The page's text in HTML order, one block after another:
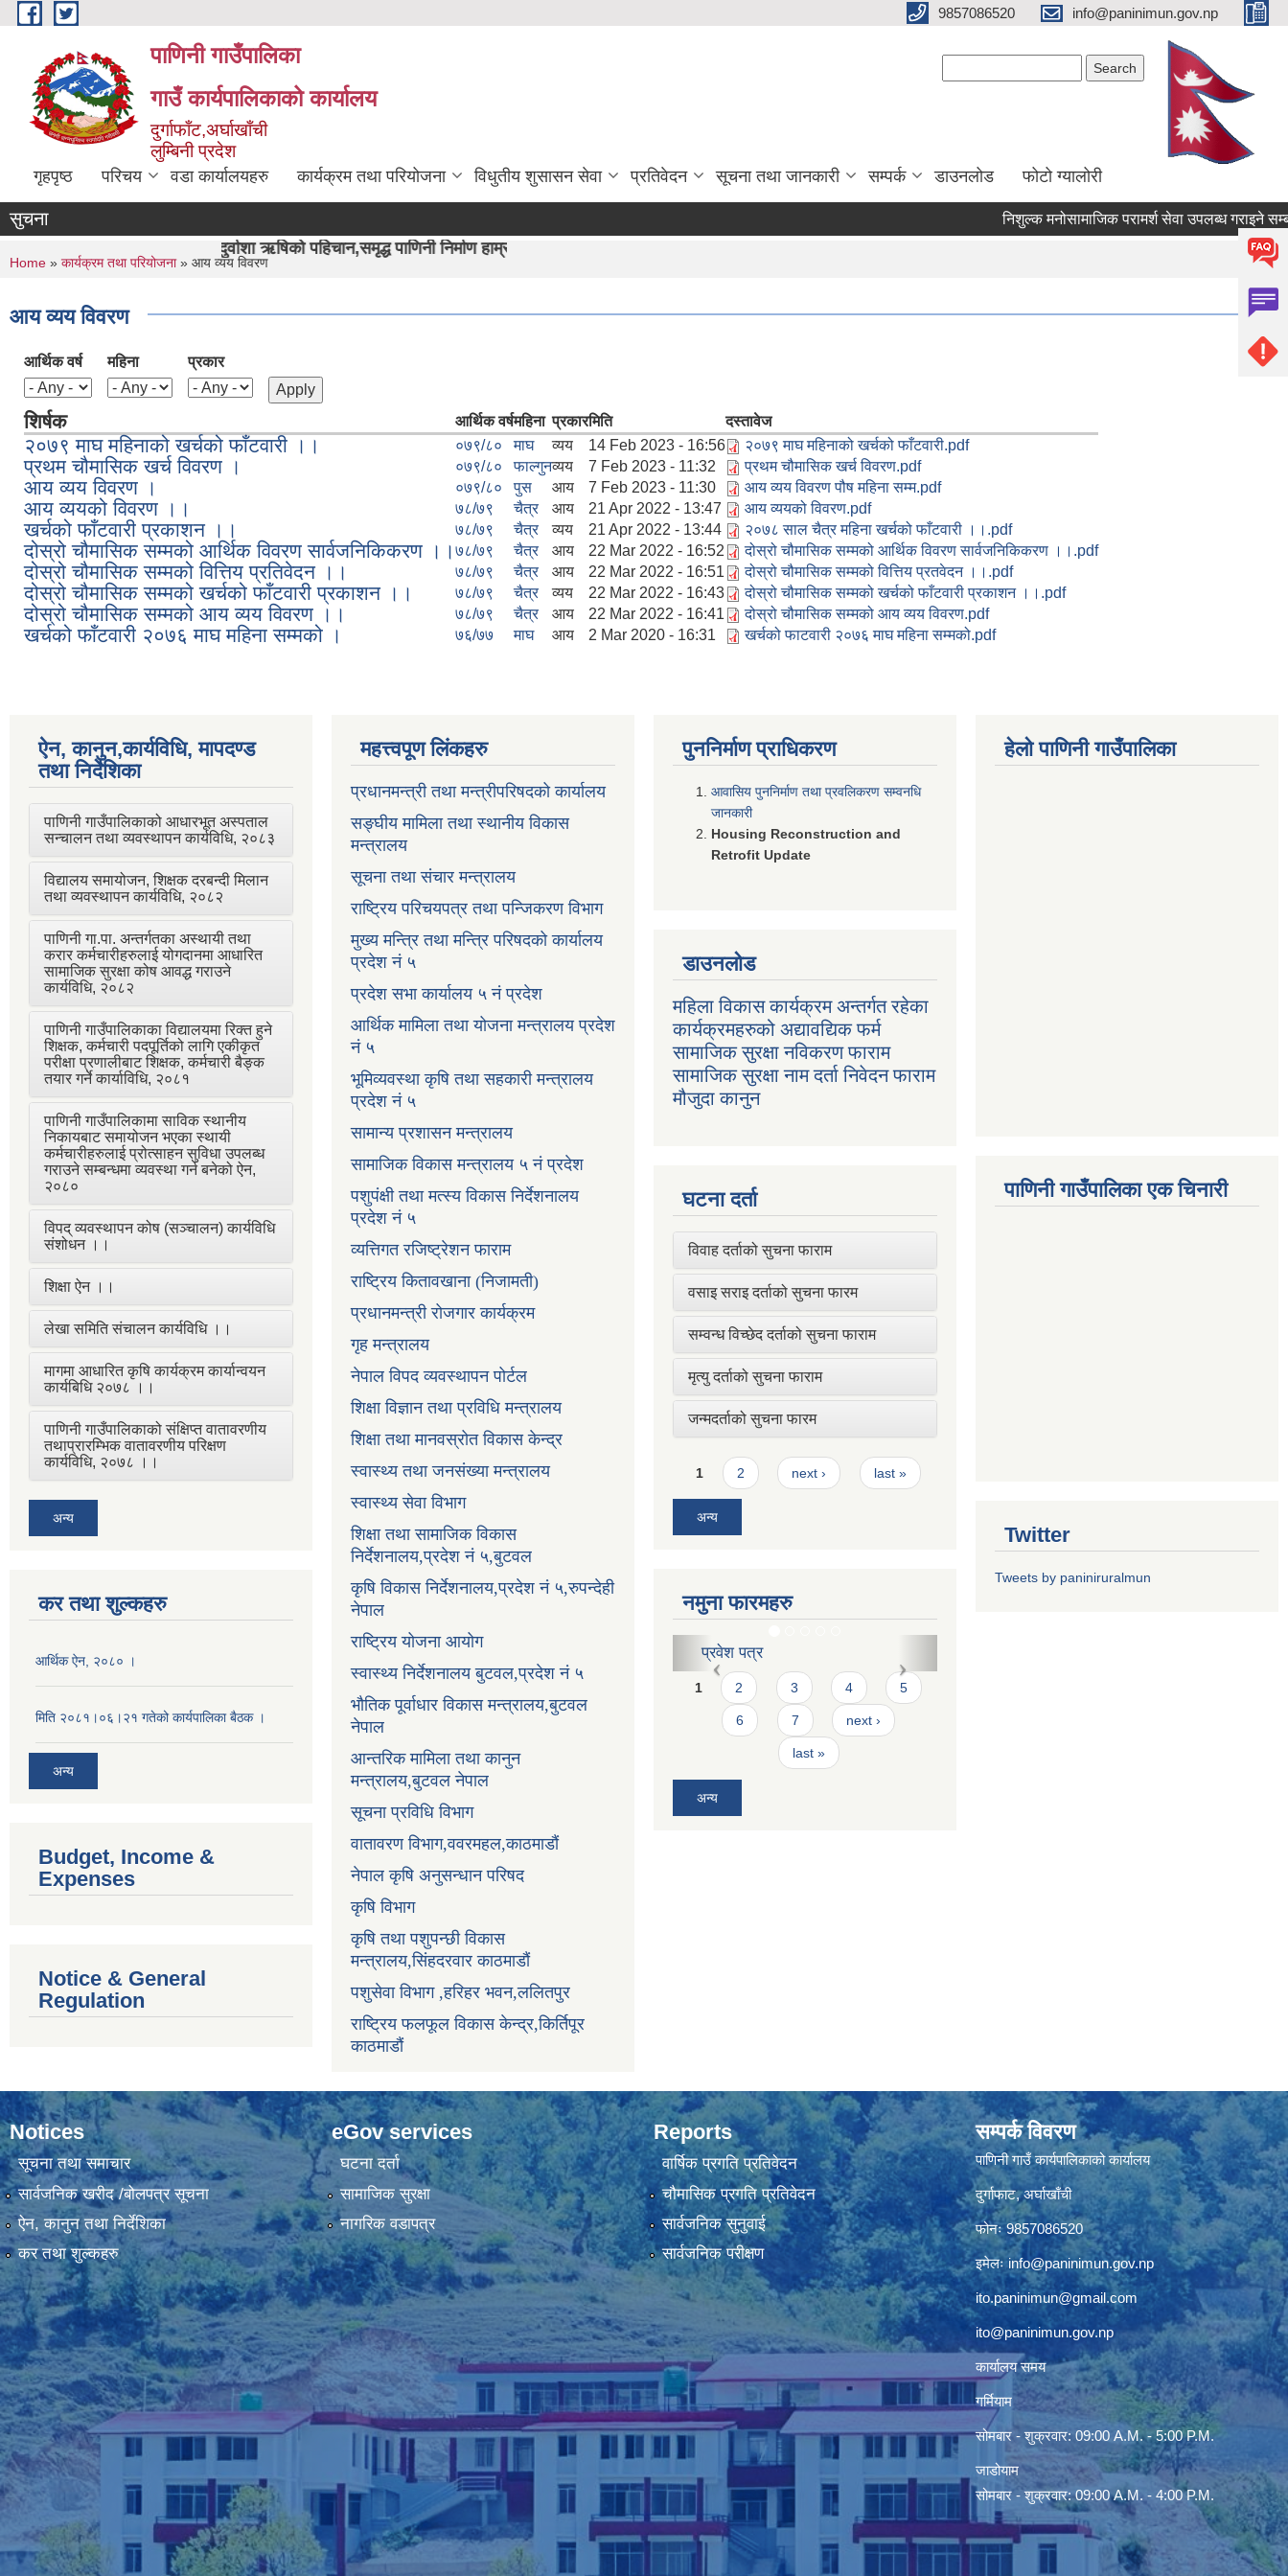
Skip to main content 9857086520 info@paninimun.gov.np
पाणिनी गाउँपालिका
गाउँ कार्यपालिकाको कार्यालय
दुर्गाफाँट,अर्घाखाँची
लुम्बिनी प्रदेश
गृहपृष्ठ परिचय वडा कार्यालयहरु कार्यक्रम तथा परियोजना विधुतीय शुसासन सेवा प्रतिवेदन सूचना तथा जानकारी सम्पर्क डाउनलोड फोटो ग्यालोरी
"पाणिनी र दुर्वाशा ऋषिको पहिचान,समृद्ध पाणिनी निर्माण हाम्रो अभीयान"।
सुचना निशुल्क मनोसामाजिक परामर्श सेवा उपलब्ध गराइने सम्बन्धि
You are here
Home » कार्यक्रम तथा परियोजना» आय व्यय विवरण
आय व्यय विवरण
आर्थिक वर्ष महिना प्रकार
शिर्षक आर्थिक वर्षमहिना प्रकारमिति दस्तावेज
२०७९ माघ महिनाको खर्चको फाँटवारी ।। ०७९/८० माघ व्यय 14 Feb 2023 - 16:56 २०७९ माघ महिनाको खर्चको फाँटवारी.pdf
प्रथम चौमासिक खर्च विवरण । ०७९/८० फाल्गुनव्यय 7 Feb 2023 - 11:32 प्रथम चौमासिक खर्च विवरण.pdf
आय व्यय विवरण । ०७९/८० पुस आय 7 Feb 2023 - 11:30 आय व्यय विवरण पौष महिना सम्म.pdf
आय व्ययको विवरण ।। ७८/७९ चैत्र आय 21 Apr 2022 - 13:47 आय व्ययको विवरण.pdf
खर्चको फाँटवारी प्रकाशन ।। ७८/७९ चैत्र व्यय 21 Apr 2022 - 13:44 २०७८ साल चैत्र महिना खर्चको फाँटवारी ।।.pdf
दोस्रो चौमासिक सम्मको आर्थिक विवरण सार्वजनिकिकरण ।। ७८/७९ चैत्र आय 22 Mar 2022 - 16:52 दोस्रो चौमासिक सम्मको आर्थिक विवरण सार्वजनिकिकरण ।।.pdf
दोस्रो चौमासिक सम्मको वित्तिय प्रतिवेदन ।। ७८/७९ चैत्र आय 22 Mar 2022 - 16:51 दोस्रो चौमासिक सम्मको वित्तिय प्रतवेदन ।।.pdf
दोस्रो चौमासिक सम्मको खर्चको फाँटवारी प्रकाशन ।। ७८/७९ चैत्र व्यय 22 Mar 2022 - 16:43 दोस्रो चौमासिक सम्मको खर्चको फाँटवारी प्रकाशन ।।.pdf
दोस्रो चौमासिक सम्मको आय व्यय विवरण ।। ७८/७९ चैत्र आय 22 Mar 2022 - 16:41 दोस्रो चौमासिक सम्मको आय व्यय विवरण.pdf
खर्चको फाँटवारी २०७६ माघ महिना सम्मको । ७६/७७ माघ आय 2 Mar 2020 - 16:31 खर्चको फाटवारी २०७६ माघ महिना सम्मको.pdf
ऐन, कानुन,कार्यविधि, मापदण्ड
तथा निर्देशिका
पाणिनी गाउँपालिकाको आधारभूत अस्पताल
सन्चालन तथा व्यवस्थापन कार्यविधि, २०८३
विद्यालय समायोजन, शिक्षक दरबन्दी मिलान
तथा व्यवस्थापन कार्यविधि, २०८२
पाणिनी गा.पा. अन्तर्गतका अस्थायी तथा
करार कर्मचारीहरुलाई योगदानमा आधारित
सामाजिक सुरक्षा कोष आवद्ध गराउने
कार्यविधि, २०८२
पाणिनी गाउँपालिकाका विद्यालयमा रिक्त हुने
शिक्षक, कर्मचारी पदपूर्तिको लागि एकीकृत
परीक्षा प्रणालीबाट शिक्षक, कर्मचारी बैङ्क
तयार गर्ने कार्याविधि, २०८१
पाणिनी गाउँपालिकामा साविक स्थानीय
निकायबाट समायोजन भएका स्थायी
कर्मचारीहरुलाई प्रोत्साहन सुविधा उपलब्ध
गराउने सम्बन्धमा व्यवस्था गर्न बनेको ऐन,
२०८०
विपद् व्यवस्थापन कोष (सञ्चालन) कार्यविधि
संशोधन ।।
शिक्षा ऐन ।।
लेखा समिति संचालन कार्यविधि ।।
मागमा आधारित कृषि कार्यक्रम कार्यान्वयन
कार्यबिधि २०७८ ।।
पाणिनी गाउँपालिकाको संक्षिप्त वातावरणीय
तथाप्रारम्भिक वातावरणीय परिक्षण
कार्यविधि, २०७८ ।।
अन्य
कर तथा शुल्कहरु
आर्थिक ऐन, २०८० ।
मिति २०८१।०६।२१ गतेको कार्यपालिका बैठक ।
अन्य
Budget, Income &
Expenses
Notice & General
Regulation
महत्त्वपूण लिंकहरु
प्रधानमन्त्री तथा मन्त्रीपरिषदको कार्यालय
सङ्घीय मामिला तथा स्थानीय विकास
मन्त्रालय
सूचना तथा संचार मन्त्रालय
राष्ट्रिय परिचयपत्र तथा पन्जिकरण विभाग
मुख्य मन्त्रि तथा मन्त्रि परिषदको कार्यालय
प्रदेश नं ५
प्रदेश सभा कार्यालय ५ नं प्रदेश
आर्थिक मामिला तथा योजना मन्त्रालय प्रदेश
नं ५
भूमिव्यवस्था कृषि तथा सहकारी मन्त्रालय
प्रदेश नं ५
सामान्य प्रशासन मन्त्रालय
सामाजिक विकास मन्त्रालय ५ नं प्रदेश
पशुपंक्षी तथा मत्स्य विकास निर्देशनालय
प्रदेश नं ५
व्यत्तिगत रजिष्ट्रेशन फाराम
राष्ट्रिय कितावखाना (निजामती)
प्रधानमन्त्री रोजगार कार्यक्रम
गृह मन्त्रालय
नेपाल विपद व्यवस्थापन पोर्टल
शिक्षा विज्ञान तथा प्रविधि मन्त्रालय
शिक्षा तथा मानवस्रोत विकास केन्द्र
स्वास्थ्य तथा जनसंख्या मन्त्रालय
स्वास्थ्य सेवा विभाग
शिक्षा तथा सामाजिक विकास
निर्देशनालय,प्रदेश नं ५,बुटवल
कृषि विकास निर्देशनालय,प्रदेश नं ५,रुपन्देही
नेपाल
राष्ट्रिय योजना आयोग
स्वास्थ्य निर्देशनालय बुटवल,प्रदेश नं ५
भौतिक पूर्वाधार विकास मन्त्रालय,बुटवल
नेपाल
आन्तरिक मामिला तथा कानुन
मन्त्रालय,बुटवल नेपाल
सूचना प्रविधि विभाग
वातावरण विभाग,ववरमहल,काठमाडौं
नेपाल कृषि अनुसन्धान परिषद
कृषि विभाग
कृषि तथा पशुपन्छी विकास
मन्त्रालय,सिंहदरवार काठमाडौं
पशुसेवा विभाग ,हरिहर भवन,ललितपुर
राष्ट्रिय फलफूल विकास केन्द्र,किर्तिपूर
काठमाडौं
पुननिर्माण प्राधिकरण
आवासिय पुननिर्माण तथा प्रवलिकरण सम्वनधि
जानकारी
Housing Reconstruction and
Retrofit Update
डाउनलोड
महिला विकास कार्यक्रम अन्तर्गत रहेका
कार्यक्रमहरुको अद्यावद्यिक फर्म
सामाजिक सुरक्षा नविकरण फाराम
सामाजिक सुरक्षा नाम दर्ता निवेदन फाराम
मौजुदा कानुन
घटना दर्ता
विवाह दर्ताको सुचना फाराम
वसाइ सराइ दर्ताको सुचना फारम
सम्वन्ध विच्छेद दर्ताको सुचना फाराम
मृत्यु दर्ताको सुचना फाराम
जन्मदर्ताको सुचना फारम
Pages
1 2 next › last »
अन्य
नमुना फारमहरु
प्रवेश पत्र करार सेवाको लागि दरखास्त फारमः
Pages
1 2 3 4 5
6 7 next ›
last »
अन्य
हेलो पाणिनी गाउँपालिका
पाणिनी गाउँपालिका एक चिनारी
Twitter
Tweets by paniniruralmun
Notices
सूचना तथा समाचार
सार्वजनिक खरीद /बोलपत्र सूचना
ऐन, कानुन तथा निर्देशिका
कर तथा शुल्कहरु
eGov services
घटना दर्ता
सामाजिक सुरक्षा
नागरिक वडापत्र
Reports
वार्षिक प्रगति प्रतिवेदन
चौमासिक प्रगति प्रतिवेदन
सार्वजनिक सुनुवाई
सार्वजनिक परीक्षण
सम्पर्क विवरण
पाणिनी गाउँ कार्यपालिकाको कार्यालय
दुर्गाफाट, अर्घाखाँची
फोनः 9857086520
इमेलःinfo@paninimun.gov.np
ito.paninimun@gmail.com
ito@paninimun.gov.np
कार्यालय समय
गर्मियाम
सोमबार - शुक्रवार: 09:00 A.M. - 5:00 P.M.
जाडोयाम
सोमबार - शुक्रवार: 09:00 A.M. - 4:00 P.M.